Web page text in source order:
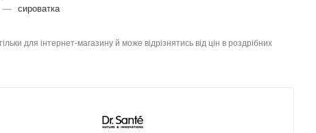
— сироватка
для інтернет-магазину й може відрізнятись від цін в роздрібних